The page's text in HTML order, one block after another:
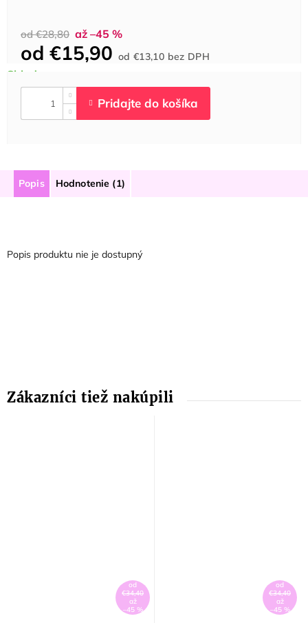
od €28,80 až –45 %
od €15,90 od€13,10 bez DPHcena:
Popis Hodnotenie (1)
Popis produktu nie je dostupný
od
€34,40
až
–45 %
od
€34,40
až
–45 %